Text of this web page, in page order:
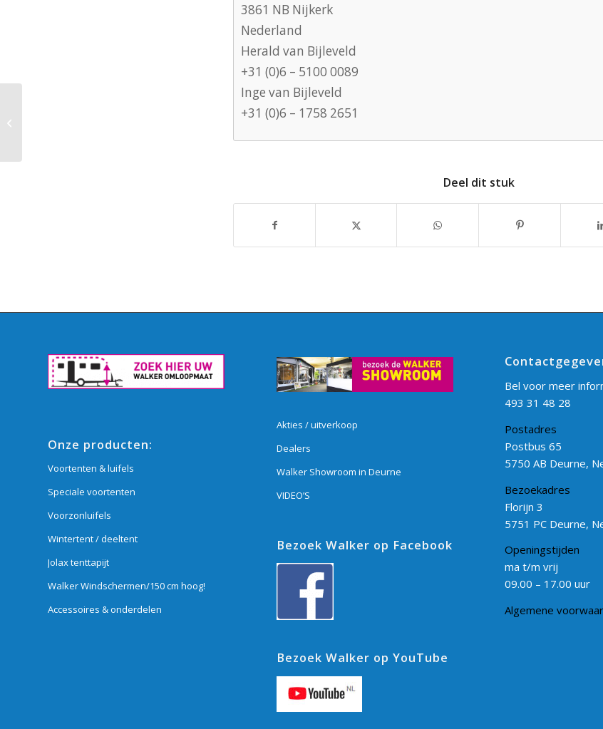
3861 NB Nijkerk
Nederland
Herald van Bijleveld
+31 (0)6 – 5100 0089
Inge van Bijleveld
+31 (0)6 – 1758 2651
Deel dit stuk
Onze producten:
Voortenten & luifels
Speciale voortenten
Voorzonluifels
Wintertent / deeltent
Jolax tenttapijt
Walker Windschermen/150 cm hoog!
Accessoires & onderdelen
Akties / uitverkoop
Dealers
Walker Showroom in Deurne
VIDEO’S
Bezoek Walker op Facebook
Bezoek Walker op YouTube
Bel voor meer
493 31 48 28
Postadres
Postbus 65
5750 AB Deurne,
Bezoekadres
Florijn 3
5751 PC Deurne,
Openingstijden
ma t/m vrij
09.00 – 17.00 uur
Algemene